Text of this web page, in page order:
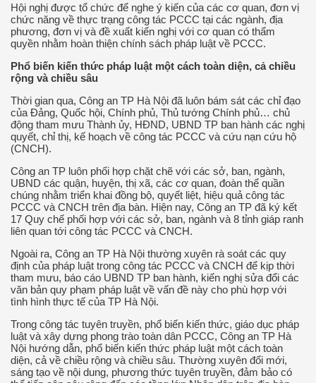
Hội nghị được tổ chức để nghe ý kiến của các cơ quan, đơn vị
chức năng về thực trạng công tác PCCC tại các ngành, địa
phương, đơn vị và đề xuất kiến nghị với cơ quan có thẩm
quyền nhằm hoàn thiện chính sách pháp luật về PCCC.
Phổ biến kiến thức pháp luật một cách toàn diện, cả chiều
rộng và chiều sâu
Thời gian qua, Công an TP Hà Nội đã luôn bám sát các chỉ đạo
của Đảng, Quốc hội, Chính phủ, Thủ tướng Chính phủ… chủ
động tham mưu Thành ủy, HĐND, UBND TP ban hành các nghị
quyết, chỉ thị, kế hoạch về công tác PCCC và cứu nạn cứu hộ
(CNCH).
Công an TP luôn phối hợp chặt chẽ với các sở, ban, ngành,
UBND các quận, huyện, thị xã, các cơ quan, đoàn thể quần
chúng nhằm triển khai đồng bộ, quyết liệt, hiệu quả công tác
PCCC và CNCH trên địa bàn. Hiện nay, Công an TP đã ký kết
17 Quy chế phối hợp với các sở, ban, ngành và 8 tỉnh giáp ranh
liên quan tới công tác PCCC và CNCH.
Ngoài ra, Công an TP Hà Nội thường xuyên rà soát các quy
định của pháp luật trong công tác PCCC và CNCH để kịp thời
tham mưu, báo cáo UBND TP ban hành, kiến nghị sửa đổi các
văn bản quy phạm pháp luật về vấn đề này cho phù hợp với
tình hình thực tế của TP Hà Nội.
Trong công tác tuyên truyền, phổ biến kiến thức, giáo dục pháp
luật và xây dựng phong trào toàn dân PCCC, Công an TP Hà
Nội hướng dẫn, phổ biến kiến thức pháp luật một cách toàn
diện, cả về chiều rộng và chiều sâu. Thường xuyên đổi mới,
sáng tạo về nội dung, phương thức tuyên truyền, đảm bảo có